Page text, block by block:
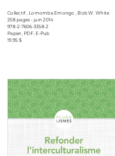
Collectif , Lomomba Emongo , Bob W. White
258 pages • juin 2014
978-2-7606-3358-2
Papier, PDF, E-Pub
19,95 $